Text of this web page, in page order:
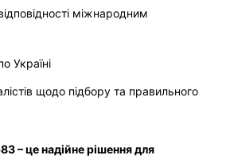
міжнародним
Україні
щодо підбору та правильного
– це надійне рішення для